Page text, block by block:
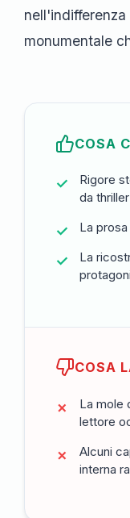
monumentale
COSA
Rigore
da thriller
La
La
COSA
La mole
lettore
Alcuni
interna